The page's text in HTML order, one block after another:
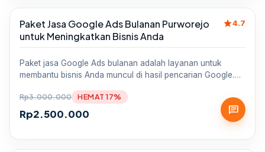
Sale
Paket Jasa Google Ads Bulanan Purworejo
untuk Meningkatkan Bisnis Anda
star4.7
Paket jasa Google Ads bulanan adalah layanan untuk
membantu bisnis Anda muncul di hasil pencarian Google.…
Rp3.000.000
Rp2.500.000
HEMAT 17%
chat